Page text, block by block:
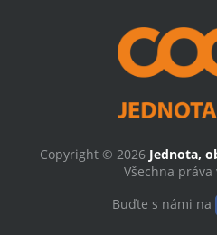
Copyright © 2026 Jednota,
Všechna práva
Buďte s námi na